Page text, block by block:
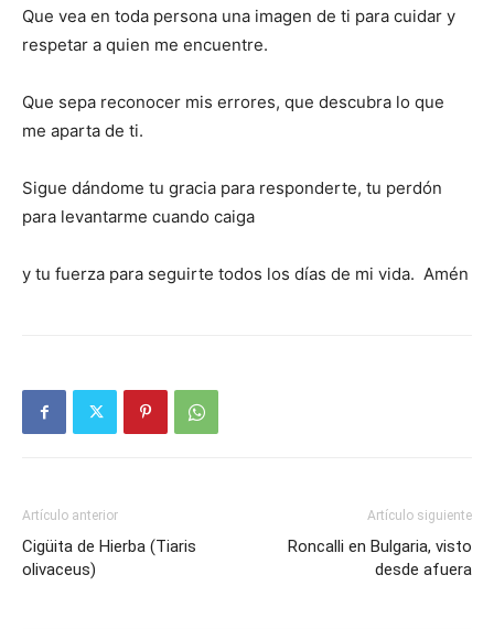
Que vea en toda persona una imagen de ti para cuidar y
respetar a quien me encuentre.
Que sepa reconocer mis errores, que descubra lo que
me aparta de ti.
Sigue dándome tu gracia para responderte, tu perdón
para levantarme cuando caiga
y tu fuerza para seguirte todos los días de mi vida. Amén
Artículo anterior
Cigüita de Hierba (Tiaris
olivaceus)
Artículo siguiente
Roncalli en Bulgaria, visto
desde afuera